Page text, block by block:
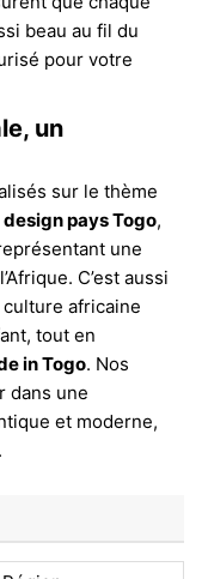
beau au fil du
pour votre
un
sur le thème
design pays Togo,
une
C’est aussi
culture africaine
tout en
in Togo. Nos
dans une
et moderne,